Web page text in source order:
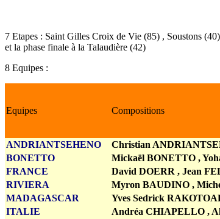
7 Etapes : Saint Gilles Croix de Vie (85) , Soustons
et la phase finale à la Talaudière (42)
8 Equipes :
Equipes Compositions
ANDRIANTSEHENO Christian
BONETTO
Mickaël BONETTO ,
FRANCE
David DOERR , Jean
RIVIERA
Myron BAUDINO ,
MADAGASCAR
Yves Sedrick
ITALIE
Andréa CHIAPELLO ,